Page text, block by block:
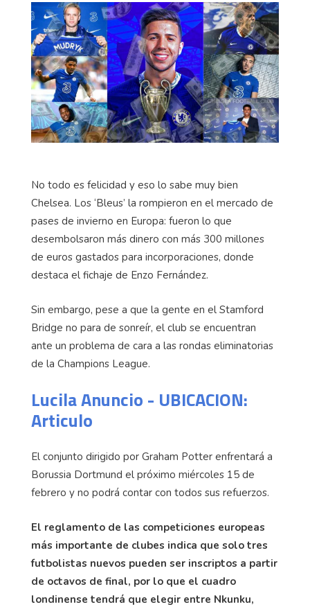
No todo es felicidad y eso lo sabe muy bien
Chelsea. Los ‘Bleus’ la rompieron en el mercado de
pases de invierno en Europa: fueron lo que
desembolsaron más dinero con más 300 millones
de euros gastados para incorporaciones, donde
destaca el fichaje de Enzo Fernández.
Sin embargo, pese a que la gente en el Stamford
Bridge no para de sonreír, el club se encuentran
ante un problema de cara a las rondas eliminatorias
de la Champions League.
Lucila Anuncio - UBICACION:
Articulo
El conjunto dirigido por Graham Potter enfrentará a
Borussia Dortmund el próximo miércoles 15 de
febrero y no podrá contar con todos sus refuerzos.
El reglamento de las competiciones europeas
más importante de clubes indica que solo tres
futbolistas nuevos pueden ser inscriptos a partir
de octavos de final, por lo que el cuadro
londinense tendrá que elegir entre Nkunku,